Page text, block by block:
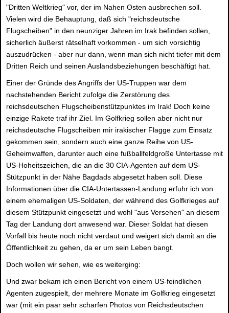
"Dritten Weltkrieg" vor, der im Nahen Osten ausbrechen soll.
Vielen wird die Behauptung, daß sich "reichsdeutsche
Flugscheiben" in den neunziger Jahren im Irak befinden sollen,
sicherlich äußerst rätselhaft vorkommen - um sich vorsichtig
auszudrücken - aber nur dann, wenn man sich nicht tiefer mit dem
Dritten Reich und seinen Auslandsbeziehungen beschäftigt hat.
Einer der Gründe des Angriffs der US-Truppen war dem
nachstehenden Bericht zufolge die Zerstörung des
reichsdeutschen Flugscheibenstützpunktes im Irak! Doch keine
einzige Rakete traf ihr Ziel. Im Golfkrieg sollen aber nicht nur
reichsdeutsche Flugscheiben mir irakischer Flagge zum Einsatz
gekommen sein, sondern auch eine ganze Reihe von US-
Geheimwaffen, darunter auch eine fußballfeldgroße Untertasse mit
US-Hoheitszeichen, die an die 30 CIA-Agenten auf dem US-
Stützpunkt in der Nähe Bagdads abgesetzt haben soll. Diese
Informationen über die CIA-Untertassen-Landung erfuhr ich von
einem ehemaligen US-Soldaten, der während des Golfkrieges auf
diesem Stützpunkt eingesetzt und wohl "aus Versehen" an diesem
Tag der Landung dort anwesend war. Dieser Soldat hat diesen
Vorfall bis heute noch nicht verdaut und weigert sich damit an die
Öffentlichkeit zu gehen, da er um sein Leben bangt.
Doch wollen wir sehen, wie es weiterging:
Und zwar bekam ich einen Bericht von einem US-feindlichen
Agenten zugespielt, der mehrere Monate im Golfkrieg eingesetzt
war (mit ein paar sehr scharfen Photos von Reichsdeutschen